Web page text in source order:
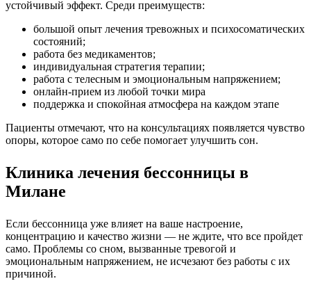
устойчивый эффект. Среди преимуществ:
большой опыт лечения тревожных и психосоматических
состояний;
работа без медикаментов;
индивидуальная стратегия терапии;
работа с телесным и эмоциональным напряжением;
онлайн-прием из любой точки мира
поддержка и спокойная атмосфера на каждом этапе
Пациенты отмечают, что на консультациях появляется чувство
опоры, которое само по себе помогает улучшить сон.
Клиника лечения бессонницы в
Милане
Если бессонница уже влияет на ваше настроение,
концентрацию и качество жизни — не ждите, что все пройдет
само. Проблемы со сном, вызванные тревогой и
эмоциональным напряжением, не исчезают без работы с их
причиной.